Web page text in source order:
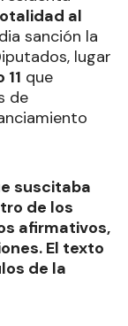
al
sanción la
lugar
que
de
suscitaba
de los
afirmativos,
El texto
de la